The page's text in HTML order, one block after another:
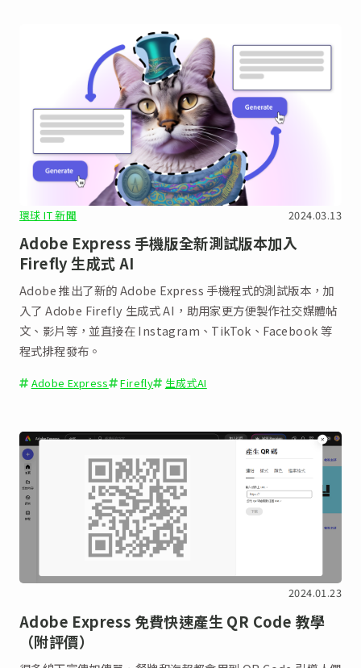
環球 IT 新聞 2024.03.13
Adobe Express 手機版全新測試版本加入
Firefly 生成式 AI
Adobe 推出了新的 Adobe Express 手機程式的測試版本，加
入了 Adobe Firefly 生成式 AI，助用家更方便製作社交媒體帖
文、影片等，並直接在 Instagram、TikTok、Facebook 等
程式排程發布。
Adobe Express Firefly 生成式AI
2024.01.23
Adobe Express 免費快速產生 QR Code 教學
（附評價）